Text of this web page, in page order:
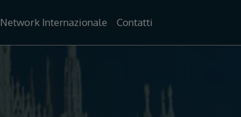
Network Internazionale Contatti